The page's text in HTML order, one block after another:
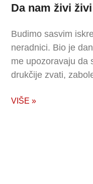
Da nam živi
Budimo sasvim
neradnici. Bio je
me upozoravaju da
drukčije zvati,
VIŠE »